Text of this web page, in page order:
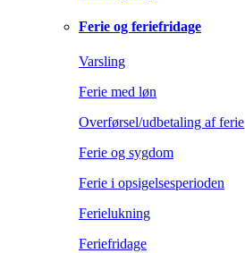
Ferie og feriefridage
Varsling
Ferie med løn
Overførsel/udbetaling af ferie
Ferie og sygdom
Ferie i opsigelsesperioden
Ferielukning
Feriefridage